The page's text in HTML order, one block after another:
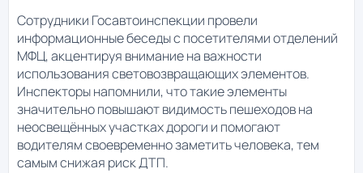
Сотрудники Госавтоинспекции провели
информационные беседы с посетителями отделений
МФЦ, акцентируя внимание на важности
использования световозвращающих элементов.
Инспекторы напомнили, что такие элементы
значительно повышают видимость пешеходов на
неосвещённых участках дороги и помогают
водителям своевременно заметить человека, тем
самым снижая риск ДТП.